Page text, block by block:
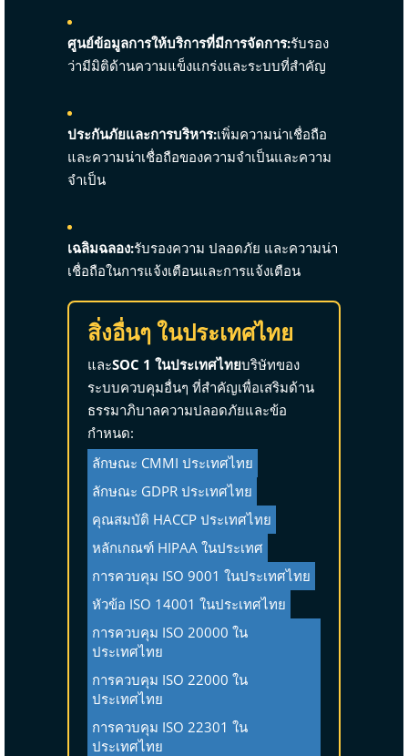
ศูนย์ข้อมูลการให้บริการที่มีการจัดการ:รับรอง
ว่ามีมิติด้านความแข็งแกร่งและระบบที่สำคัญ
ประกันภัยและการบริหาร:เพิ่มความน่าเชื่อถือ
และความน่าเชื่อถือของความจำเป็นและความ
จำเป็น
เฉลิมฉลอง:รับรองความ ปลอดภัย และความน่า
เชื่อถือในการแจ้งเตือนและการแจ้งเตือน
สิ่งอื่นๆ ในประเทศไทย
และSOC 1 ในประเทศไทยบริษัทของ
ระบบควบคุมอื่นๆ ที่สำคัญเพื่อเสริมด้าน
ธรรมาภิบาลความปลอดภัยและข้อ
กำหนด:
ลักษณะ CMMI ประเทศไทย
ลักษณะ GDPR ประเทศไทย
คุณสมบัติ HACCP ประเทศไทย
หลักเกณฑ์ HIPAA ในประเทศ
การควบคุม ISO 9001 ในประเทศไทย
หัวข้อ ISO 14001 ในประเทศไทย
การควบคุม ISO 20000 ใน
ประเทศไทย
การควบคุม ISO 22000 ใน
ประเทศไทย
การควบคุม ISO 22301 ใน
ประเทศไทย